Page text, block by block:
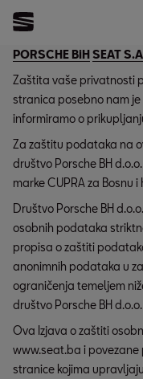
PORSCHE BiHSEAT
Zaštita vaše privatnosti
stranica posebno nam
informiramo o
Za zaštitu podataka na
društvo Porsche BH
marke CUPRA za Bosnu
Društvo Porsche BH
osobnih podataka
propisa o zaštiti
anonimnih podataka u
ograničenja temeljem
društvo Porsche BH d.o.o.
Ova Izjava o zaštiti
www.seat.ba i povezane
stranice kojima